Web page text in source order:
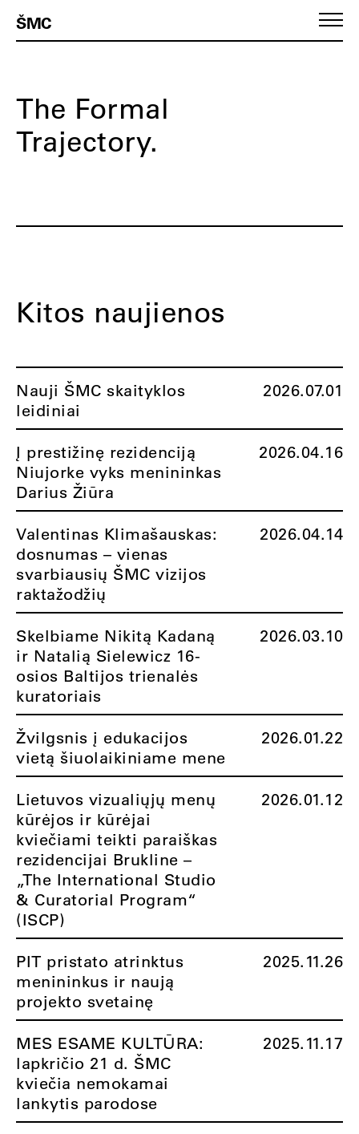
ŠMC
The Formal
Trajectory.
Kitos naujienos
Nauji ŠMC skaityklos
leidiniai
2026.07.01
Į prestižinę rezidenciją
Niujorke vyks menininkas
Darius Žiūra
2026.04.16
Valentinas Klimašauskas:
dosnumas – vienas
svarbiausių ŠMC vizijos
raktažodžių
2026.04.14
Skelbiame Nikitą Kadaną
ir Natalią Sielewicz 16-
osios Baltijos trienalės
kuratoriais
2026.03.10
Žvilgsnis į edukacijos
vietą šiuolaikiniame mene
2026.01.22
Lietuvos vizualiųjų menų
kūrėjos ir kūrėjai
kviečiami teikti paraiškas
rezidencijai Brukline –
„The International Studio
& Curatorial Program“
(ISCP)
2026.01.12
PIT pristato atrinktus
menininkus ir naują
projekto svetainę
2025.11.26
MES ESAME KULTŪRA:
lapkričio 21 d. ŠMC
kviečia nemokamai
lankytis parodose
2025.11.17